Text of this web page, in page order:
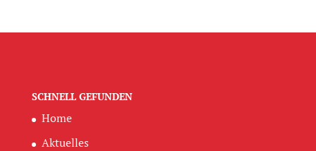
SCHNELL GEFUNDEN
Home
Aktuelles